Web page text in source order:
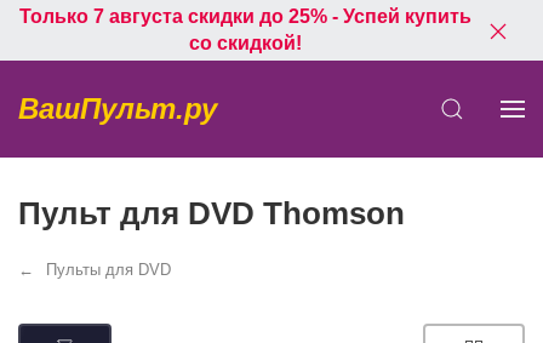
Только 7 августа скидки до 25% - Успей купить
со скидкой!
ВашПульт.ру
Пульт для DVD Thomson
Пульты для DVD